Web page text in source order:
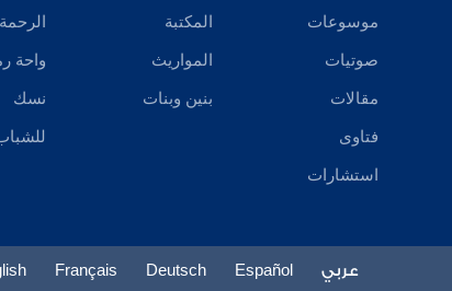
من الرسول على هوازن
الرسول
موسوعات
صوتيات
مقالات
فتاوى
استشارات
المكتبة
المواريث
بنين وبنات
واحة
نسك
عربي Español
Deutsch
Français